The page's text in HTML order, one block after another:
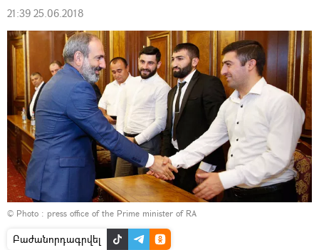
21:39 25.06.2018
© Photo : press office of the Prime minister of RA
Բաժանորդագրվել